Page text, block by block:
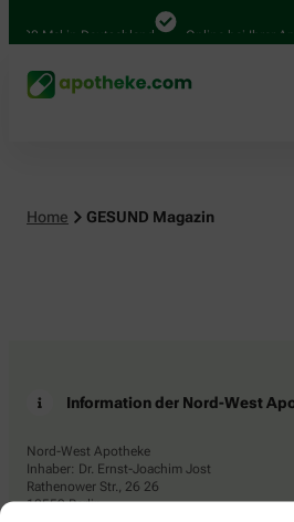
Mal in Deutschland Online bei Ihrer
Home GESUND Magazin
Information der Nord-West
Nord-West Apotheke
Inhaber: Dr. Ernst-Joachim Jost
Rathenower Str., 26 26
10559 Berlin